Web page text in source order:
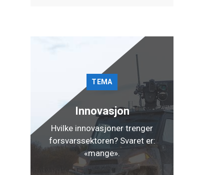
TEMA
Innovasjon
Hvilke innovasjoner trenger
forsvarssektoren? Svaret er:
«mange».